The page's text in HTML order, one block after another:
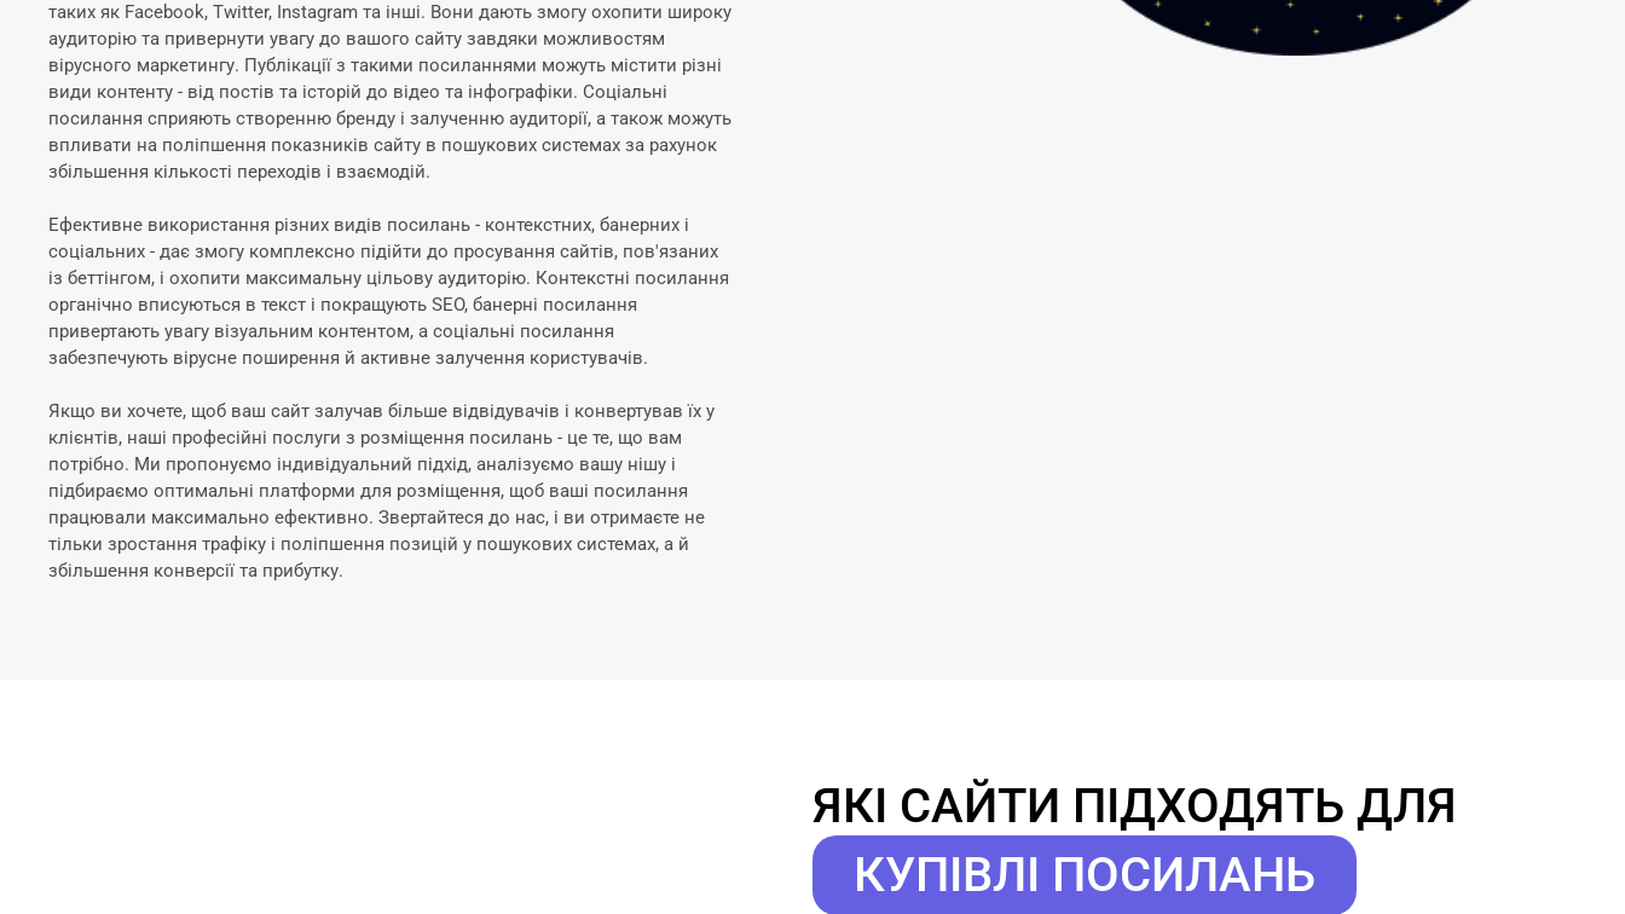
таких як Facebook, Twitter, Instagram та інші. Вони дають змогу охопити широку
аудиторію та привернути увагу до вашого сайту завдяки можливостям
вірусного маркетингу. Публікації з такими посиланнями можуть містити різні
види контенту - від постів та історій до відео та інфографіки. Соціальні
посилання сприяють створенню бренду і залученню аудиторії, а також можуть
впливати на поліпшення показників сайту в пошукових системах за рахунок
збільшення кількості переходів і взаємодій.
Ефективне використання різних видів посилань - контекстних, банерних і
соціальних - дає змогу комплексно підійти до просування сайтів, пов'язаних
із беттінгом, і охопити максимальну цільову аудиторію. Контекстні посилання
органічно вписуються в текст і покращують SEO, банерні посилання
привертають увагу візуальним контентом, а соціальні посилання
забезпечують вірусне поширення й активне залучення користувачів.
Якщо ви хочете, щоб ваш сайт залучав більше відвідувачів і конвертував їх у
клієнтів, наші професійні послуги з розміщення посилань - це те, що вам
потрібно. Ми пропонуємо індивідуальний підхід, аналізуємо вашу нішу і
підбираємо оптимальні платформи для розміщення, щоб ваші посилання
працювали максимально ефективно. Звертайтеся до нас, і ви отримаєте не
тільки зростання трафіку і поліпшення позицій у пошукових системах, а й
збільшення конверсії та прибутку.
ЯКІ САЙТИ ПІДХОДЯТЬ ДЛЯ
КУПІВЛІ ПОСИЛАНЬ